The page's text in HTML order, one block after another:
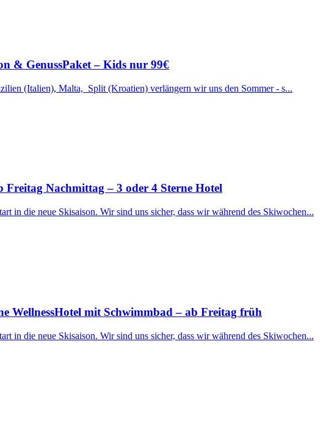
& GenussPaket – Kids nur 99€
(Italien), Malta, Split (Kroatien) verlängern wir uns den Sommer - s...
Nachmittag – 3 oder 4 Sterne Hotel
in die neue Skisaison. Wir sind uns sicher, dass wir während des Skiwochen...
WellnessHotel mit Schwimmbad – ab Freitag früh
in die neue Skisaison. Wir sind uns sicher, dass wir während des Skiwochen...